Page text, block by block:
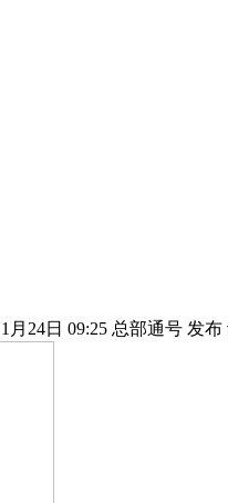
24日 09:25 总部通号 发